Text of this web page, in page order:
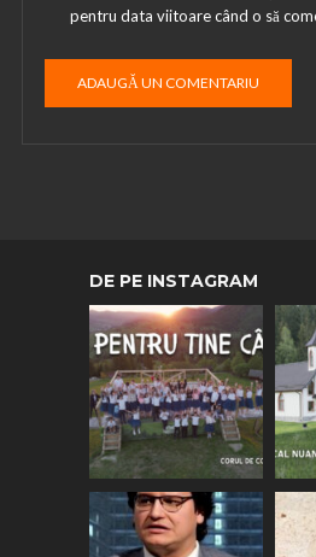
pentru data viitoare când o să
DE PE INSTAGRAM